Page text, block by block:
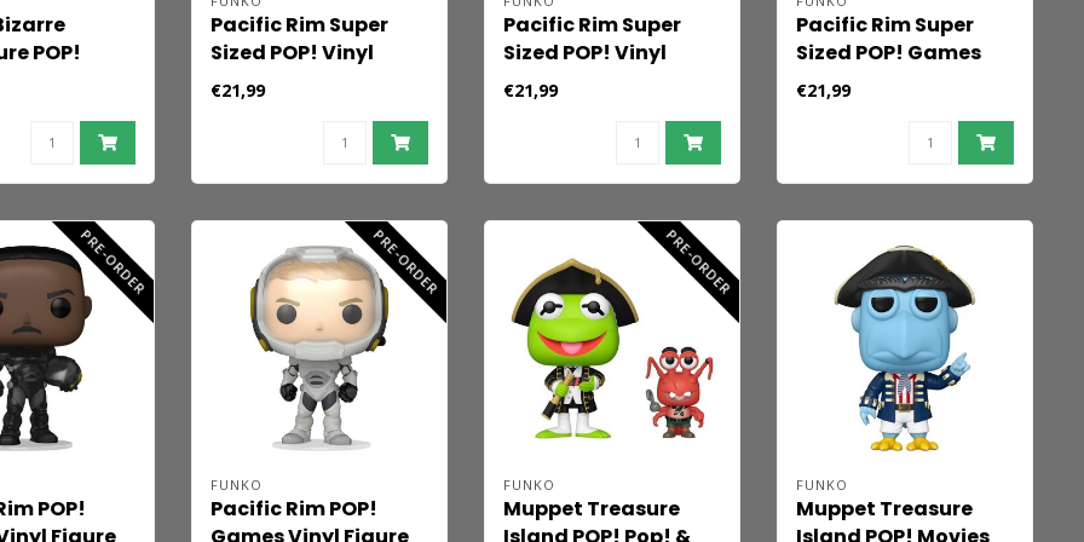
POP!
Vinyl
(DiU)
Pacific Rim Super
Sized POP! Vinyl
Figure Knifehead 16
cm
€21,99
Pacific Rim Super
Sized POP! Vinyl
Figure Gipsy Danger
(Glow) 15 cm
€21,99
Pacific Rim Super
Sized POP! Games
Vinyl Striker Eureka
16 cm
€21,99
PRE-ORDER
POP!
Figure
PRE-ORDER
FUNKO
Pacific Rim POP!
Games Vinyl Figure
PRE-ORDER
FUNKO
Muppet Treasure
Island POP! Pop! &
FUNKO
Muppet Treasure
Island POP! Movies